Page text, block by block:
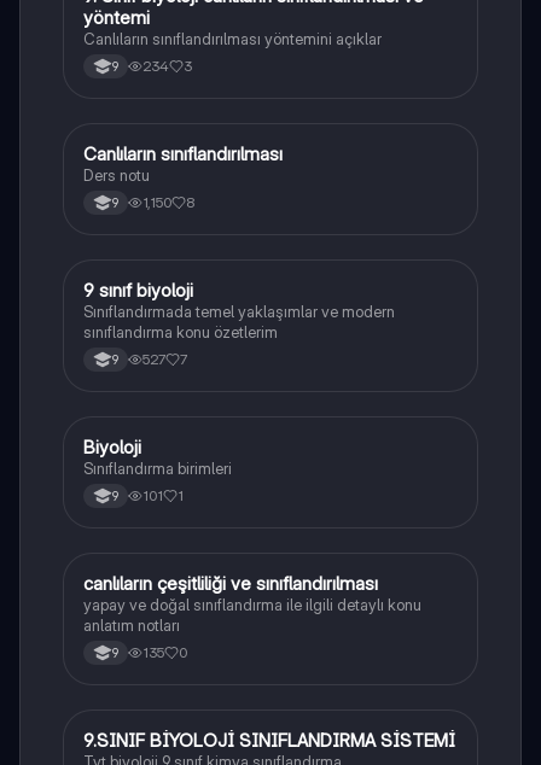
yöntemi
Canlıların sınıflandırılması yöntemini açıklar
9 234 3
Biyoloji
Canlıların sınıflandırılması
Ders notu
9 1,150 8
Biyoloji
9 sınıf biyoloji
Sınıflandırmada temel yaklaşımlar ve modern
sınıflandırma konu özetlerim
9 527 7
Biyoloji
Biyoloji
Sınıflandırma birimleri
9 101 1
Biyoloji
canlıların çeşitliliği ve sınıflandırılması
yapay ve doğal sınıflandırma ile ilgili detaylı konu
anlatım notları
9 135 0
Biyoloji
9.SINIF BİYOLOJİ SINIFLANDIRMA SİSTEMİ
Tyt biyoloji 9.sınıf kimya sınıflandırma